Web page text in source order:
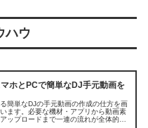
ハウ
ホとPCで簡単なDJ手元動画を
簡単なDJの手元動画の作成の仕方を画
ます。必要な機材・アプリから動画素
プロードまで一連の流れが全体的に